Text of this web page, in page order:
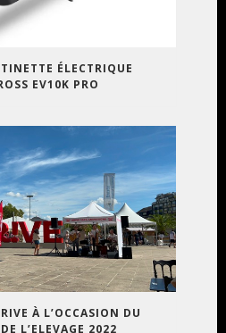
ÉLECTRIQUE
EV10K PRO
À L’OCCASION DU
L’ELEVAGE 2022